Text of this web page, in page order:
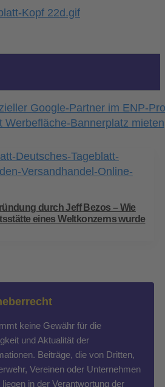
durch Jeff Bezos – Wie
eines Weltkonzerns wurde
keine Gewähr für die
und Aktualität der
Beiträge, die von Dritten,
Vereinen oder Unternehmen
in der Verantwortung der